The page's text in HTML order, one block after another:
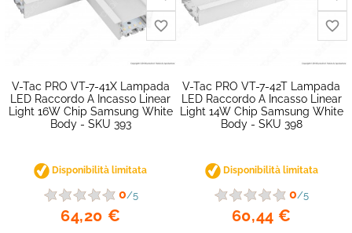
favorite_border
V-Tac PRO VT-7-41X Lampada
LED Raccordo A Incasso Linear
Light 16W Chip Samsung White
Body - SKU 393
Disponibilità limitata
0/5
64,20 €
V-Tac PRO VT-7-42T Lampada
LED Raccordo A Incasso Linear
Light 14W Chip Samsung White
Body - SKU 398
Disponibilità limitata
0/5
60,44 €